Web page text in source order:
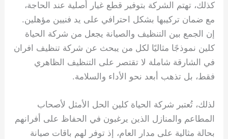
كذلك، تهتم الشركة بتوفير قطع غيار أصلية عند الحاجة،
مع ضمان تركيبها بشكل احترافي على يد فنيين مؤهلين.
إن الجمع بين التنظيف والصيانة يجعل من شركة الحياة
كلين نموذجًا مثاليًا لكل من يبحث عن شركة تنظيف افران
في الشارقة شاملة لا تقتصر على التنظيف الظاهري
فقط، بل تذهب أبعد نحو الأداء والسلامة.
لذلك، تُعتبر شركة الحياة كلين الحل الأمثل لأصحاب
المطاعم والمنازل الذين يرغبون في الحفاظ على أفرانهم
بحالة مثالية على مدار العام، إذ توفر لهم باقات صيانة